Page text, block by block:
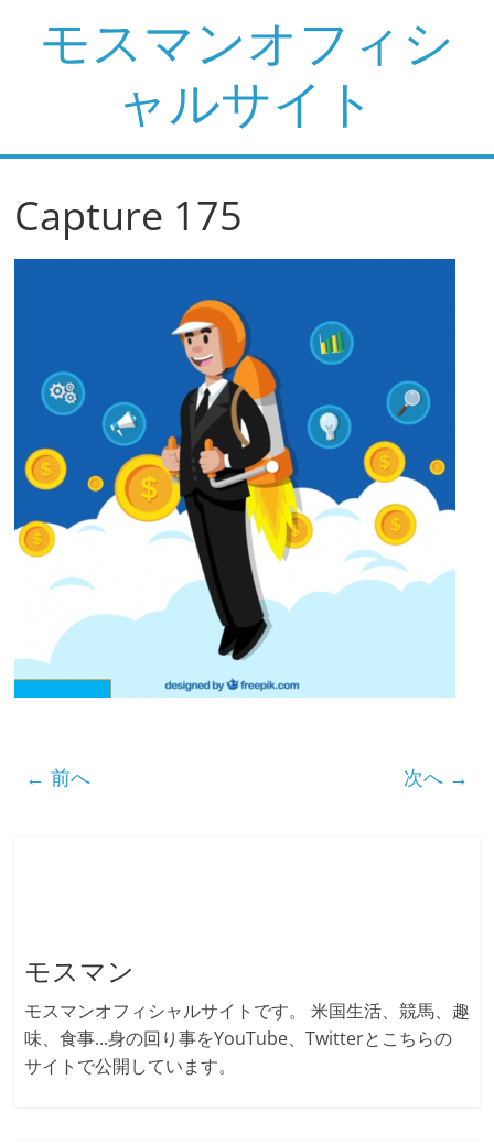
へ
プ
モスマンオフィシ
ャルサイト
Capture 175
← 前へ 次へ →
モスマン
モスマンオフィシャルサイトです。 米国生活、競馬、趣
味、食事...身の回り事をYouTube、Twitterとこちらの
サイトで公開しています。